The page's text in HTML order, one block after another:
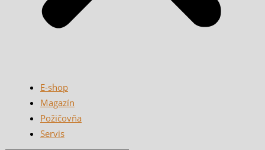
E-shop
Magazín
Požičovňa
Servis